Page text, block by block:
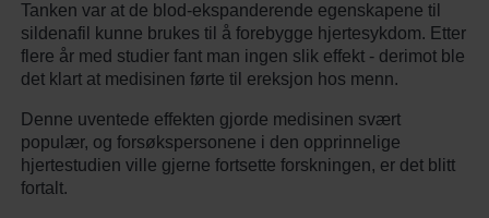
Tanken var at de blod-ekspanderende egenskapene til
sildenafil kunne brukes til å forebygge hjertesykdom. Etter
flere år med studier fant man ingen slik effekt - derimot ble
det klart at medisinen førte til ereksjon hos menn.
Denne uventede effekten gjorde medisinen svært
populær, og forsøkspersonene i den opprinnelige
hjertestudien ville gjerne fortsette forskningen, er det blitt
fortalt.